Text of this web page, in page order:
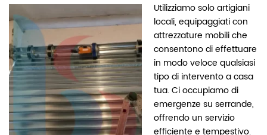
Utilizziamo solo artigiani
locali, equipaggiati con
attrezzature mobili che
consentono di effettuare
in modo veloce qualsiasi
tipo di intervento a casa
tua. Ci occupiamo di
emergenze su serrande,
offrendo un servizio
efficiente e tempestivo.